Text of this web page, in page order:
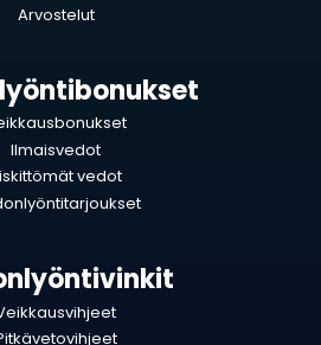
Arvostelut
Ilmaisvedot
vedot